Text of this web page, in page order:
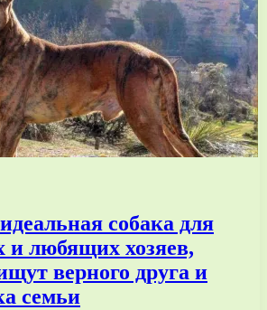
собака для
и любящих хозяев,
верного друга и
семьи